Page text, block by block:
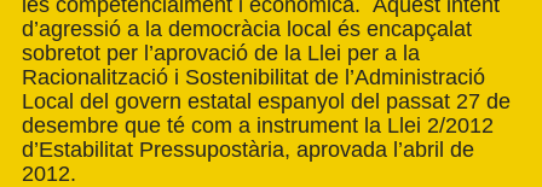
d’agressió a la democràcia local és encapçalat
sobretot per l’aprovació de la Llei per a la
Racionalització i Sostenibilitat de l’Administració
Local del govern estatal espanyol del passat 27 de
desembre que té com a instrument la Llei 2/2012
d’Estabilitat Pressupostària, aprovada l’abril de
2012.